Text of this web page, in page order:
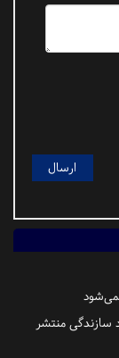
سازندگی منتشر